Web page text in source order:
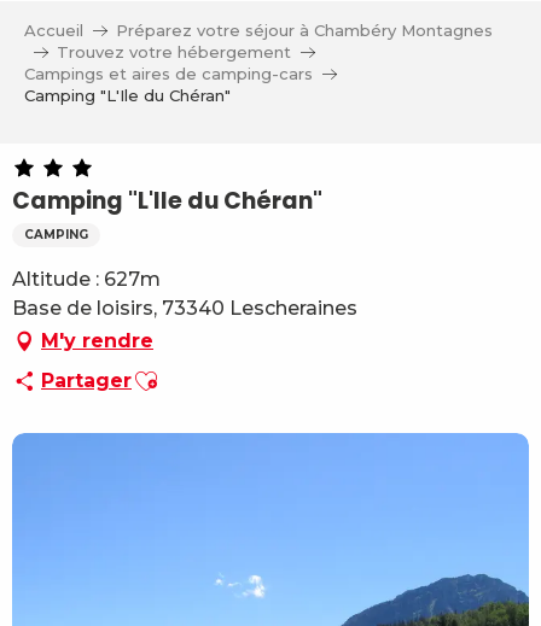
contenu
principal
Accueil
Préparez votre séjour à Chambéry Montagnes
Trouvez votre hébergement
Campings et aires de camping-cars
Camping "L'Ile du Chéran"
Camping "L'Ile du Chéran"
CAMPING
Altitude : 627m
Base de loisirs, 73340 Lescheraines
M'y rendre
PartagerAjouter aux favoris